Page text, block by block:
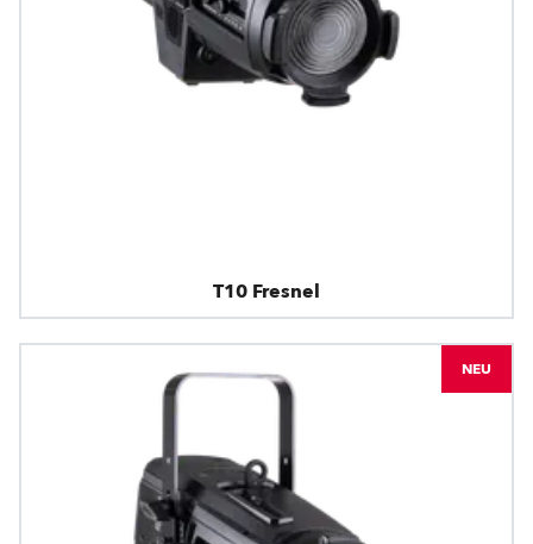
T10 Fresnel
NEU